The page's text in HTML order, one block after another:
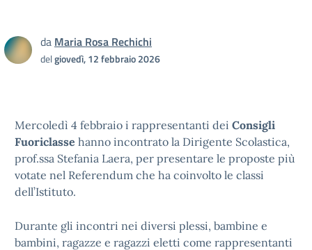
da Maria Rosa Rechichi
delgiovedì, 12 febbraio 2026
Mercoledì 4 febbraio i rappresentanti dei Consigli
Fuoriclasse hanno incontrato la Dirigente Scolastica,
prof.ssa Stefania Laera, per presentare le proposte più
votate nel Referendum che ha coinvolto le classi
dell’Istituto.
Durante gli incontri nei diversi plessi, bambine e
bambini, ragazze e ragazzi eletti come rappresentanti